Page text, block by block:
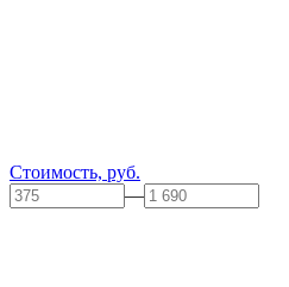
Стоимость, руб.
—